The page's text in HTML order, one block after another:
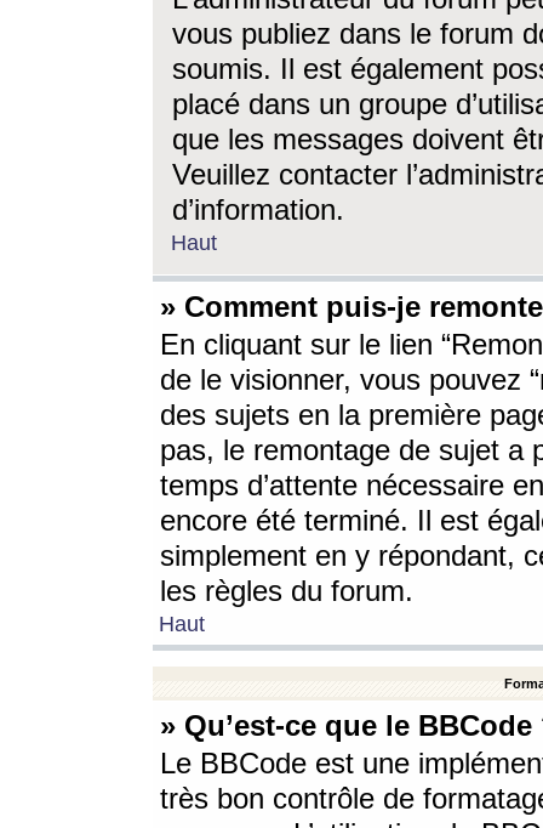
vous publiez dans le forum
soumis. Il est également
placé dans un groupe
que les messages doivent
Veuillez contacter
d’information.
Haut
» Comment puis-je
En cliquant sur le lien
de le visionner, vous pouvez
des sujets en la première
pas, le remontage de sujet a
temps d’attente nécessaire
encore été terminé. Il est
simplement en y répondant,
les règles du forum.
Haut
» Qu’est-ce que le BBCode
Le BBCode est une
très bon contrôle de